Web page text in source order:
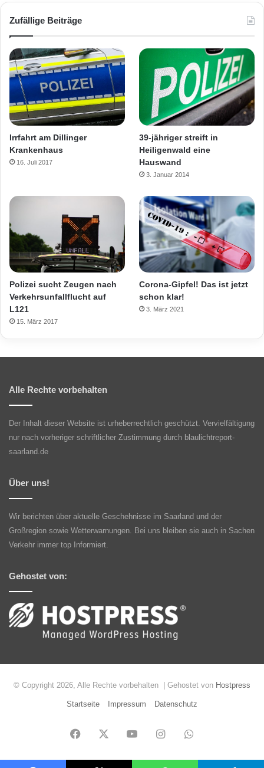
Zufällige Beiträge
Irrfahrt am Dillinger
Krankenhaus
16. Juli 2017
39-jähriger streift in
Heiligenwald eine
Hauswand
3. Januar 2014
Polizei sucht Zeugen nach
Verkehrsunfallflucht auf
L121
15. März 2017
Corona-Gipfel! Das ist jetzt
schon klar!
3. März 2021
Alle Rechte vorbehalten
Der Inhalt dieser Website ist urheberrechtlich geschützt. Vervielfältigung
nur nach vorheriger schriftlicher Zustimmung durch blaulichtreport-
saarland.de
Über uns!
Wir berichten über aktuelle Geschehnisse im Saarland und der
Großregion sowie Wetterwarnungen. Bei uns bleiben sie auch in Sachen
Verkehr immer top Informiert.
Gehostet von:
© Copyright 2026, Alle Rechte vorbehalten | Gehostet von Hostpress
Startseite Impressum Datenschutz
Facebook YouTubeInstagramWhatsApp